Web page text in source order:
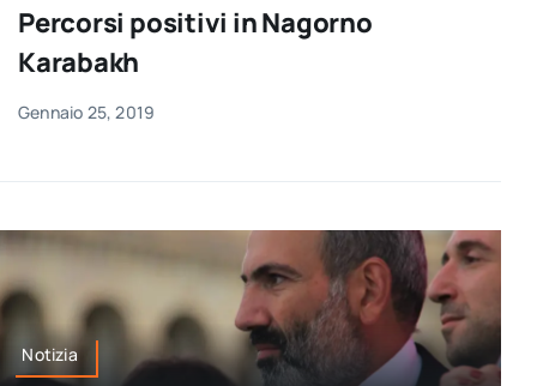
Percorsi positivi in Nagorno
Karabakh
Gennaio 25, 2019
Notizia